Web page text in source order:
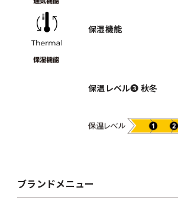
保湿機能
保温レベル❸ 秋冬
ブランドメニュー